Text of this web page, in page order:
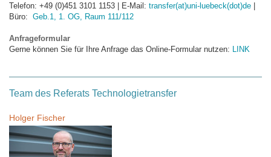
Telefon: +49 (0)451 3101 1153 | E-Mail: transfer(at)uni-luebeck(dot)de
Büro: Geb.1, 1. OG, Raum 111/112
Anfrageformular
Gerne können Sie für Ihre Anfrage das Online-Formular nutzen: LINK
Team des Referats Technologietransfer
Holger Fischer